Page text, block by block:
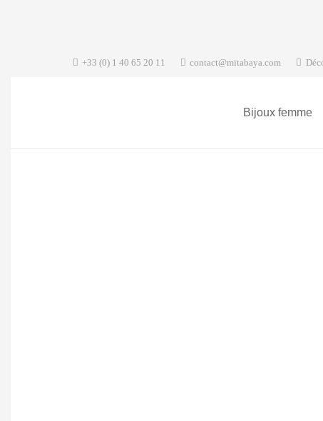
+33 (0) 1 40 65 20 11 contact@mitabaya.com
Bijoux femme